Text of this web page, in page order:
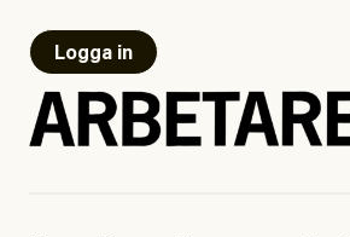
Logga in